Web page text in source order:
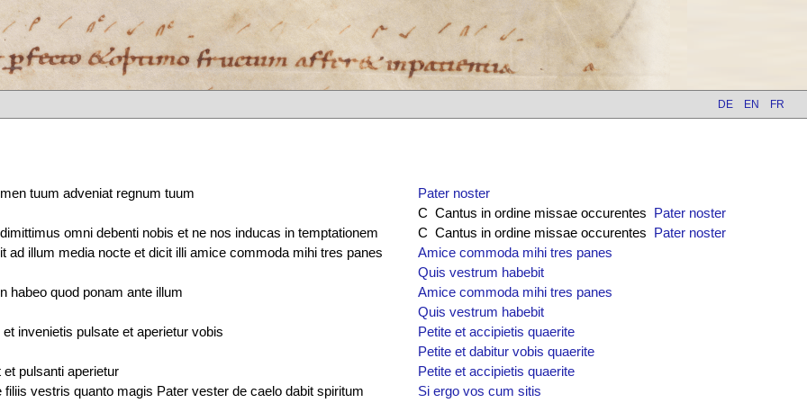
DE EN FR
tuum adveniat regnum tuum
Pater noster
C Cantus in ordine missae occurentes Pater noster
omni debenti nobis et ne nos inducas in temptationem
C Cantus in ordine missae occurentes Pater noster
ad illum media nocte et dicit illi amice commoda mihi tres panes
Amice commoda mihi tres panes
Quis vestrum habebit
habeo quod ponam ante illum
Amice commoda mihi tres panes
Quis vestrum habebit
invenietis pulsate et aperietur vobis
Petite et accipietis quaerite
Petite et dabitur vobis quaerite
pulsanti aperietur
Petite et accipietis quaerite
vestris quanto magis Pater vester de caelo dabit spiritum
Si ergo vos cum sitis